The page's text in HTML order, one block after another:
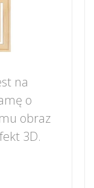
na
o
obraz
3D.